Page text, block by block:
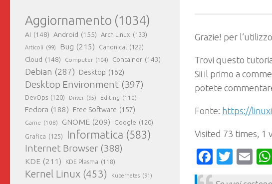
Grazie! per
Trovi questo
Sii il primo a
potete
Fonte: https://
Visited 73 times, 1
Aggiornamento (1034)
AI (148) Android (155) Arch Linux (133)
Articoli (99) Bug (215) Canonical (122)
Cloud (148) Computer (104) Container (143)
Debian (287) Desktop (162)
Desktop Environment (397)
DevOps (120) Driver (95) Editing (110)
Fedora (188) Free Software (157)
Game (108) GNOME (209) Google (120)
Grafica (125) Informatica (583)
Internet Browser (388)
KDE (211) KDE Plasma (118)
Kernel Linux (453) Kubernetes (91)